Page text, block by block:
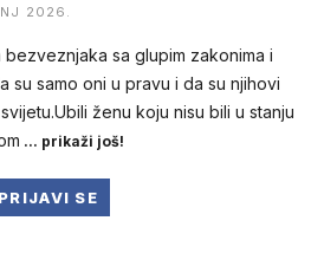
2026.
bezveznjaka sa glupim zakonima i
su samo oni u pravu i da su njihovi
ženu koju nisu bili u stanju
... prikaži još!
PRIJAVI SE